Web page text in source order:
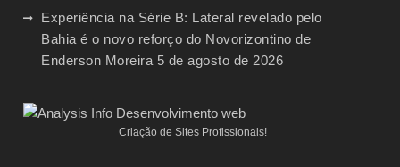
Experiência na Série B: Lateral revelado pelo
Bahia é o novo reforço do Novorizontino de
Enderson Moreira 5 de agosto de 2026
Criação de Sites Profissionais!